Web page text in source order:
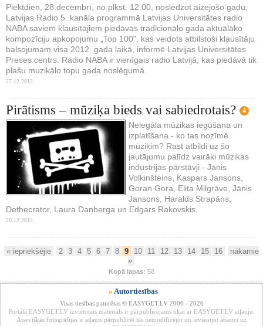
Piektdien, 28.decembrī, no plkst. 12.00, noslēdzot aizejošo gadu,
Latvijas Radio 5. kanāla programmā Latvijas Universitātes radio
NABA saviem klausītājiem piedāvās tradicionālo gada aktuālāko
kompozīciju apkopojumu „Top 100", kas veidots atbilstoši klausītāju
balsojumam visa 2012. gada laikā, informē Latvijas Universitātes
Preses centrs. Radio NABA ir vienīgais radio Latvijā, kas piedāvā tik
plašu muzikālo topu gada noslēgumā.
27.12.2012.
Pirātisms – mūziķa bieds vai sabiedrotais? 4
Nelegāla mūzikas iegūšana un
izplatīšana - ko tas nozīmē
mūziķim? Rast atbildi uz šo
jautājumu palīdz vairāki mūzikas
industrijas pārstāvji - Jānis
Volkinšteins, Kaspars Jansons,
Goran Gora, Elita Milgrāve, Jānis
Jansons, Haralds Strapāns,
Dethecrator, Laura Danberga un Edgars Rakovskis.
20.12.2012.
« iepriekšējie 2 3 4 5 6 7 8 9 10 11 12 13 14 15 16
nākamie
»
Kopā lapas: 58
» Autortiesības
Visas tiesības paturētas © EASYGET.LV 2006 - 2026
Portālā EASYGET.LV izvietotais materiāls ir pārpublicējams tikai ar EASYGET.LV atļauju.
Atsevišķas fotogrāfijas ir atļauts pārpublicēt tās nemodificējot un ievieotjot atsauci uz